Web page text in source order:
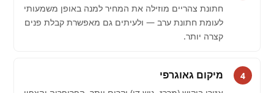
חתונת צהריים מוזילה את המחיר למנה באופן משמעותי
לעומת חתונת ערב — ולעיתים גם מאפשרת קבלת פנים
קצרה יותר.
4 מיקום גאוגרפי